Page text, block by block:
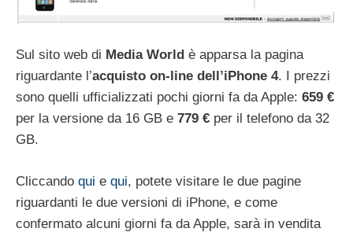
Sul sito web di Media World è apparsa la pagina
riguardante l’acquisto on-line dell’iPhone 4. I prezzi
sono quelli ufficializzati pochi giorni fa da Apple: 659 €
per la versione da 16 GB e 779 € per il telefono da 32
GB.
Cliccando qui e qui, potete visitare le due pagine
riguardanti le due versioni di iPhone, e come
confermato alcuni giorni fa da Apple, sarà in vendita